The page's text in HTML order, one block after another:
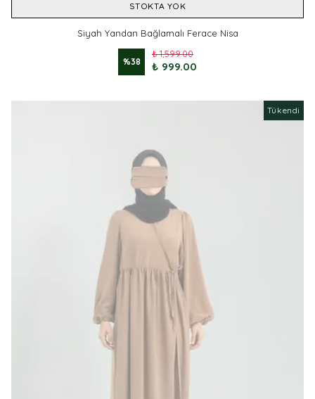
STOKTA YOK
Siyah Yandan Bağlamalı Ferace Nisa
%38
₺ 1,599.00
₺ 999.00
Tükendi